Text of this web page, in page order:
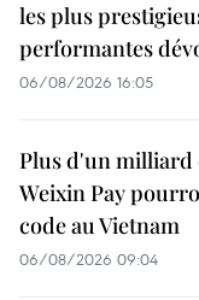
les plus
performantes
06/08/2026 16:05
Plus d'un
Weixin Pay
code au Vietnam
06/08/2026 09:04